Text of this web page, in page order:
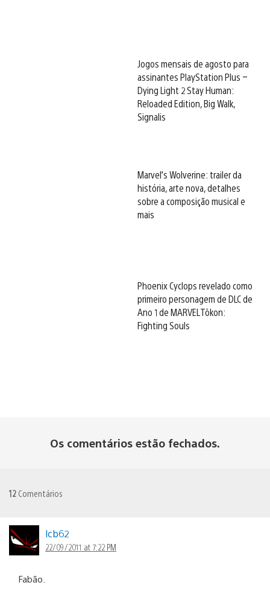
Jogos mensais de agosto para
assinantes PlayStation Plus –
Dying Light 2 Stay Human:
Reloaded Edition, Big Walk,
Signalis
Marvel’s Wolverine: trailer da
história, arte nova, detalhes
sobre a composição musical e
mais
Phoenix Cyclops revelado como
primeiro personagem de DLC de
Ano 1 de MARVEL Tōkon:
Fighting Souls
Os comentários estão fechados.
12 Comentários
lcb62
22/09/2011 at 7:22 PM
Fabão.